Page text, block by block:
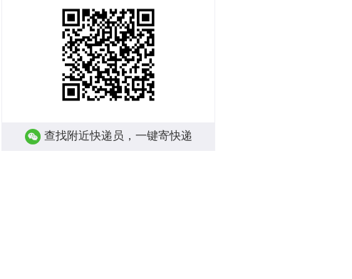
查找附近快递员，一键寄快递